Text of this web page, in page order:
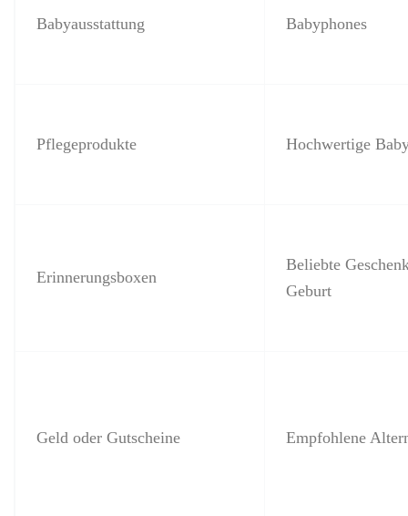
Babyausstattung Babyphones
Pflegeprodukte Hochwertige
Erinnerungsboxen
Beliebte
Geburt
Geld oder Gutscheine Empfohlene